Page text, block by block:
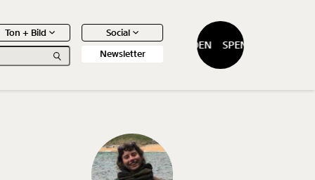
Ton + Bild
Social
Newsletter
SPENDEN SPENDEN
0 Artikel